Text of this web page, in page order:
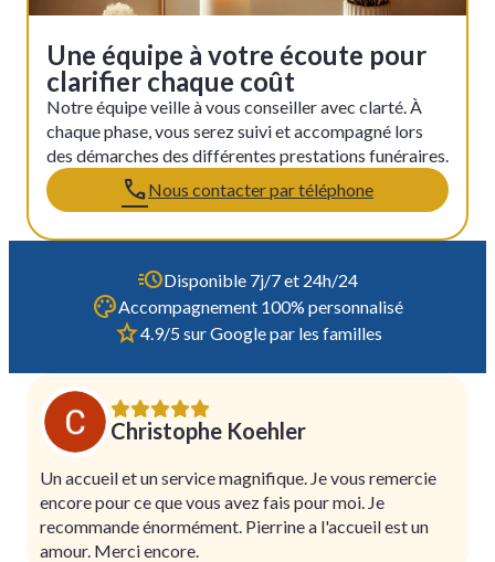
Une équipe à votre écoute pour
clarifier chaque coût
Notre équipe veille à vous conseiller avec clarté. À
chaque phase, vous serez suivi et accompagné lors
des démarches des différentes prestations funéraires.
Nous contacter par téléphone
Disponible 7j/7 et 24h/24
Accompagnement 100% personnalisé
4.9/5 sur Google par les familles
Christophe Koehler
Un accueil et un service magnifique. Je vous remercie
encore pour ce que vous avez fais pour moi. Je
recommande énormément. Pierrine a l'accueil est un
amour. Merci encore.